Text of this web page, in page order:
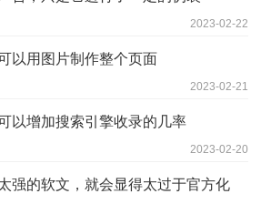
2023-02-22
以用图片制作整个页面
2023-02-21
以增加搜索引擎收录的几率
2023-02-20
强的软文，就会显得太过于官方化